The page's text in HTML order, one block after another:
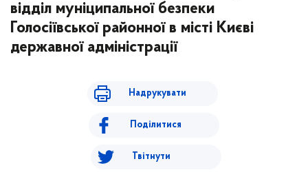
відділ муніципальної безпеки
Голосіївської районної в місті Києві
державної адміністрації
Надрукувати
Поділитися
Твітнути